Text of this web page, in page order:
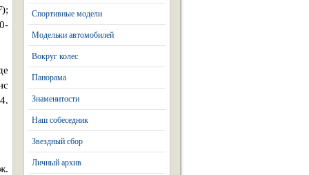
Спортивные модели
Модельки автомобилей
Вокруг колес
Панорама
Знаменитости
Наш собеседник
Звездный сбор
Личный архив